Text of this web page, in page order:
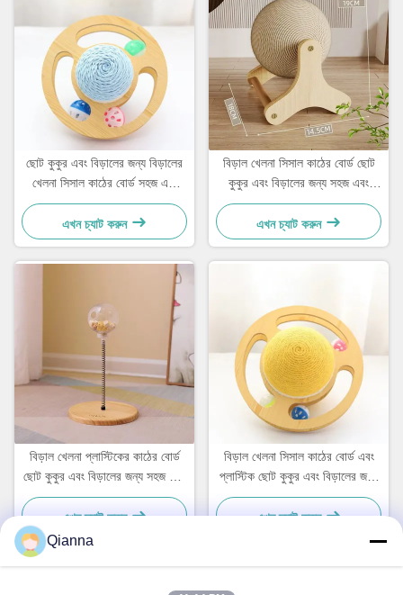
ছোট কুকুর এবং বিড়ালের জন্য বিড়ালের
খেলনা সিসাল কাঠের বোর্ড সহজ এবং
ব্যবহারিক
এখন চ্যাট করুন
বিড়াল খেলনা সিসাল কাঠের বোর্ড ছোট
কুকুর এবং বিড়ালের জন্য সহজ এবং
ব্যবহারিক
এখন চ্যাট করুন
বিড়াল খেলনা প্লাস্টিকের কাঠের বোর্ড
ছোট কুকুর এবং বিড়ালের জন্য সহজ এবং
ব্যবহারিক
এখন চ্যাট করুন
বিড়াল খেলনা সিসাল কাঠের বোর্ড এবং
প্লাস্টিক ছোট কুকুর এবং বিড়ালের জন্য
সহজ এবং ব্যবহারিক
এখন চ্যাট করুন
Qianna